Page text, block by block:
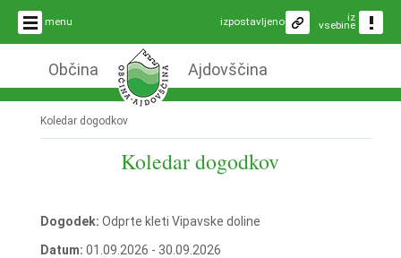
menu iz
vsebine
izpostavljeno
Občina Ajdovščina
Koledar dogodkov
Koledar dogodkov
Dogodek: Odprte kleti Vipavske doline
Datum: 01.09.2026 - 30.09.2026